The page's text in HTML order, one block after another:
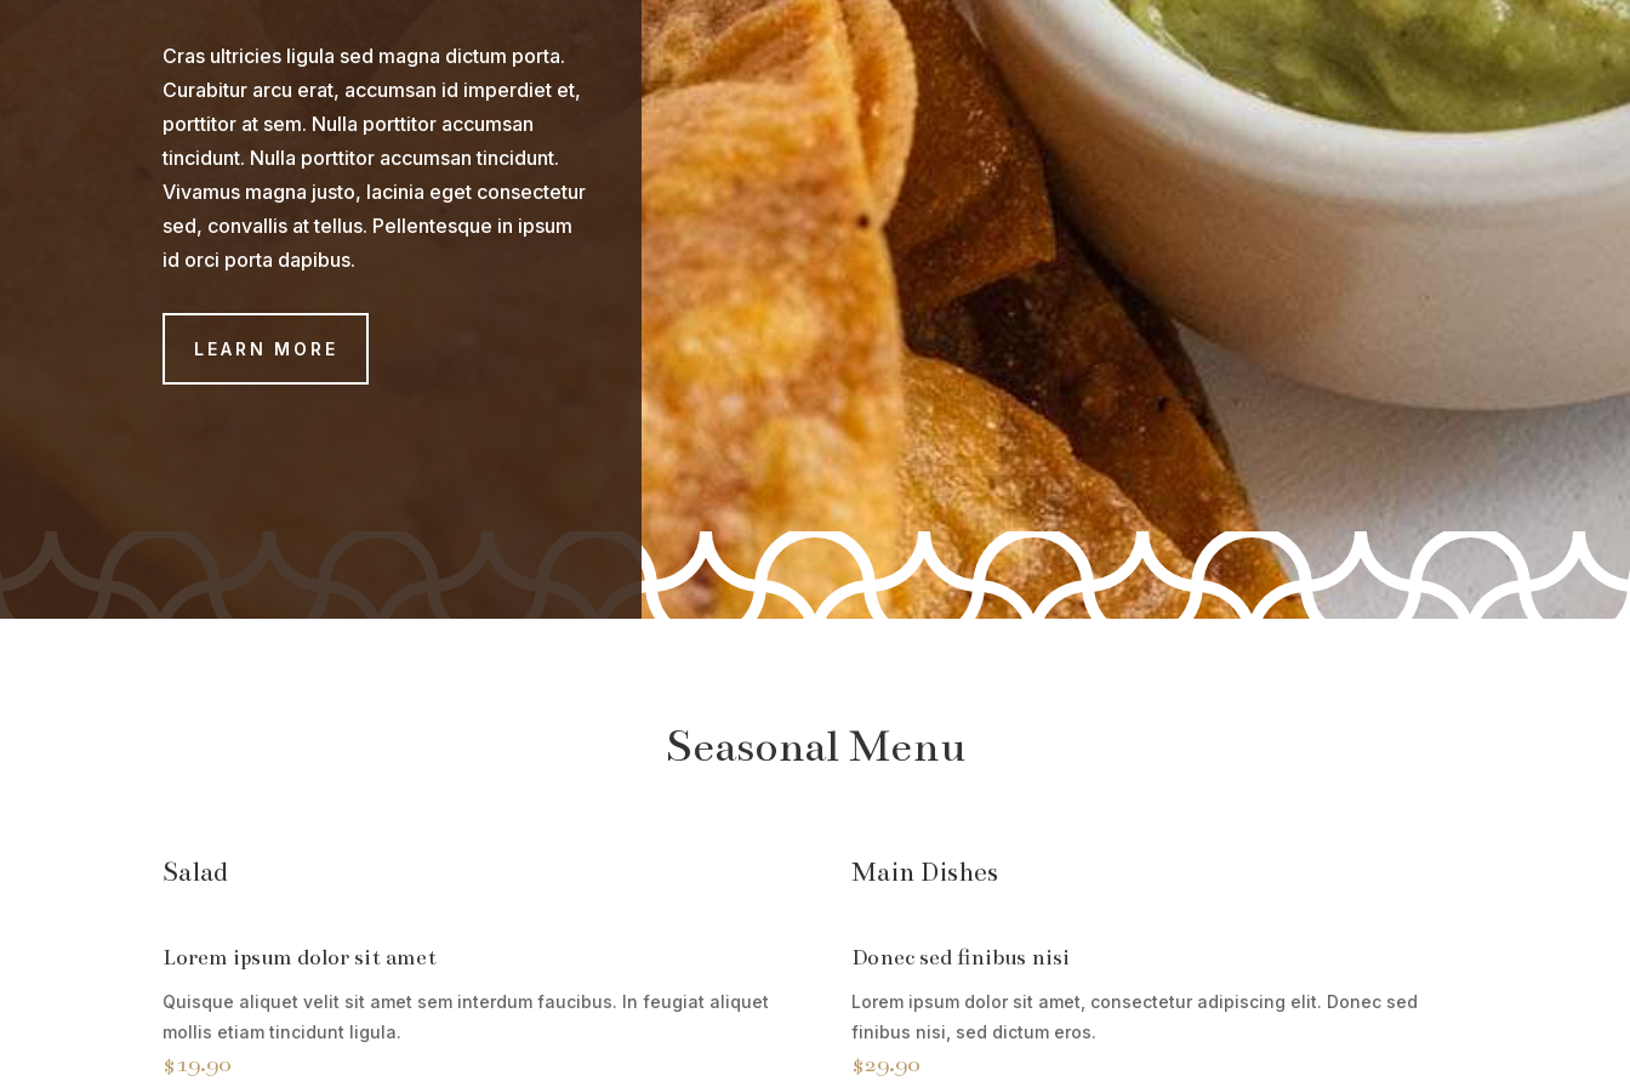
Cras ultricies ligula sed magna dictum porta.
Curabitur arcu erat, accumsan id imperdiet et,
porttitor at sem. Nulla porttitor accumsan
tincidunt. Nulla porttitor accumsan tincidunt.
Vivamus magna justo, lacinia eget consectetur
sed, convallis at tellus. Pellentesque in ipsum
id orci porta dapibus.
LEARN MORE
Seasonal Menu
Salad
Lorem ipsum dolor sit amet
Quisque aliquet velit sit amet sem interdum faucibus. In feugiat aliquet
mollis etiam tincidunt ligula.
$19.90
Main Dishes
Donec sed finibus nisi
Lorem ipsum dolor sit amet, consectetur adipiscing elit. Donec sed
finibus nisi, sed dictum eros.
$29.90